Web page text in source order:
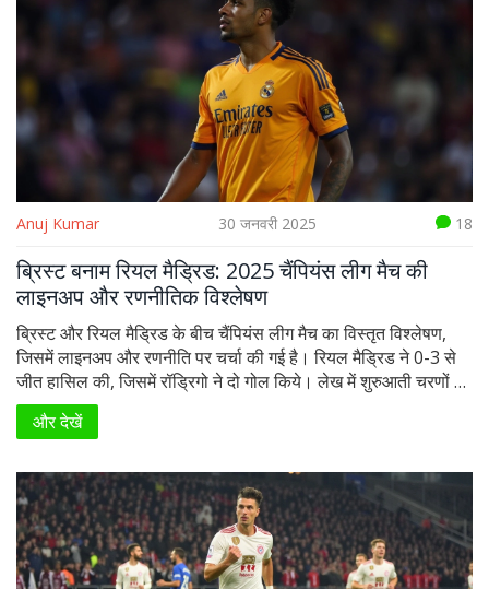
Anuj Kumar 30 जनवरी 2025 18
ब्रिस्ट बनाम रियल मैड्रिड: 2025 चैंपियंस लीग मैच की
लाइनअप और रणनीतिक विश्लेषण
ब्रिस्ट और रियल मैड्रिड के बीच चैंपियंस लीग मैच का विस्तृत विश्लेषण,
जिसमें लाइनअप और रणनीति पर चर्चा की गई है। रियल मैड्रिड ने 0-3 से
जीत हासिल की, जिसमें रॉड्रिगो ने दो गोल किये। लेख में शुरुआती चरणों में
ब्रिस्ट की प्रेसिंग रणनीति और रियल मैड्रिड की कमजोरियों पर रोशनी
डाली गई है।
और देखें